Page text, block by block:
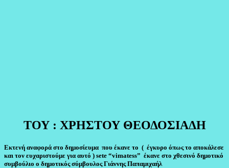
ΤΟΥ : ΧΡΗΣΤΟΥ ΘΕΟΔΟΣΙΑΔΗ
Εκτενή αναφορά στο δημοσίευμα που έκανε το ( έγκυρο όπως το αποκάλεσε
και τον ευχαριστούμε για αυτό ) sete “vimatess” έκανε στο χθεσινό δημοτικό
συμβούλιο ο δημοτικός σύμβουλος Γιάννης Παπαμιχαήλ